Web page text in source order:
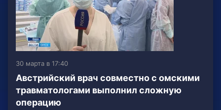
30 марта в 17:40
Австрийский врач совместно с омскими
травматологами выполнил сложную
операцию